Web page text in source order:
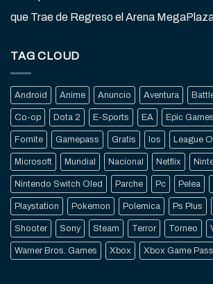
que Trae de Regreso el Arena
TAG CLOUD
Android Anime Anuncio Aventura
Co-op Dota 2 E-Sports EA Epic Games
Fornite Gamepass Gratis Ios League
Microsoft Mundial Nacional Netflix
Nintendo Switch Oled Parche Pc Pelea
Playstation Pokemon Polemica Ps Plus
Shooter Sony Steam Terror Torneo
Warner Bros. Games Xbox Xbox Game Pass